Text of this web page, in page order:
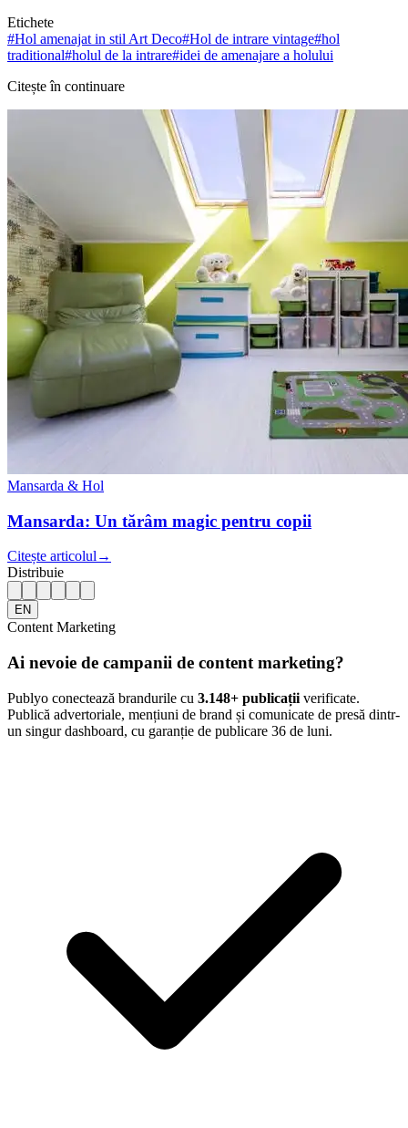
Etichete
#Hol amenajat in stil Art Deco#Hol de intrare vintage#hol
traditional#holul de la intrare#idei de amenajare a holului
Citește în continuare
Mansarda & Hol
Mansarda: Un tărâm magic pentru copii
Citește articolul →
Distribuie
EN
Content Marketing
Ai nevoie de campanii de content marketing?
Publyo conectează brandurile cu 3.148+ publicații verificate.
Publică advertoriale, mențiuni de brand și comunicate de presă dintr-
un singur dashboard, cu garanție de publicare 36 de luni.